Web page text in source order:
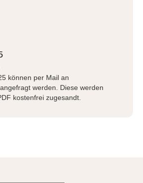
können per Mail an
angefragt werden. Diese werden
kostenfrei zugesandt.